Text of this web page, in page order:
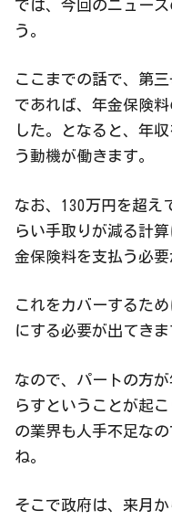
では、今回のニュー
う。
ここまでの話で、第
であれば、年金保険
した。となると、年
う動機が働きます。
なお、130万円を超え
らい手取りが減る計
金保険料を支払う必要
これをカバーするた
にする必要が出てきま
なので、パートの方
らすということが起
の業界も人手不足な
ね。
そこで政府は、来月